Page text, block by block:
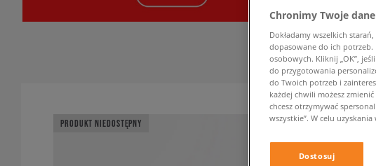
PRODUKT NIEDOSTĘPNY
Chronimy Twoje dane
Dokładamy wszelkich
dopasowane do ich potrzeb.
osobowych. Kliknij „OK”,
do przygotowania
do Twoich potrzeb i
każdej chwili możesz
chcesz otrzymywać
wszystkie”. W celu
Dostosuj